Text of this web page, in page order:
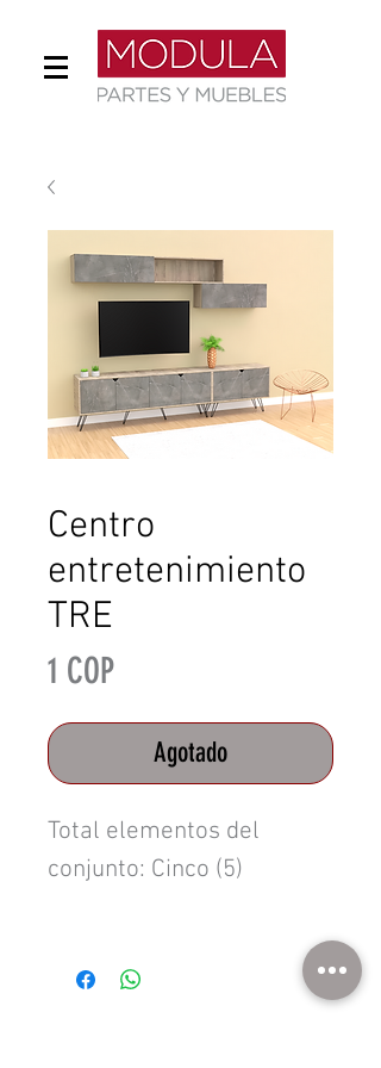
Centro
entretenimiento
TRE
1 COPPrecio
Agotado
Total elementos del
conjunto: Cinco (5)
Dos (2) Rectangular 90
Horizontal Puerta Tausa